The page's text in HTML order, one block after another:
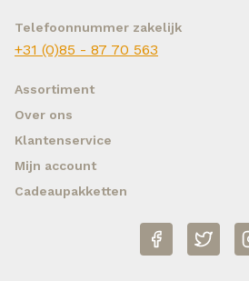
Assortiment
Over ons
Klantenservice
Mijn account
Cadeaupakketten
Telefoonnummer zakelijk
+31 (0)85 - 87 70 563